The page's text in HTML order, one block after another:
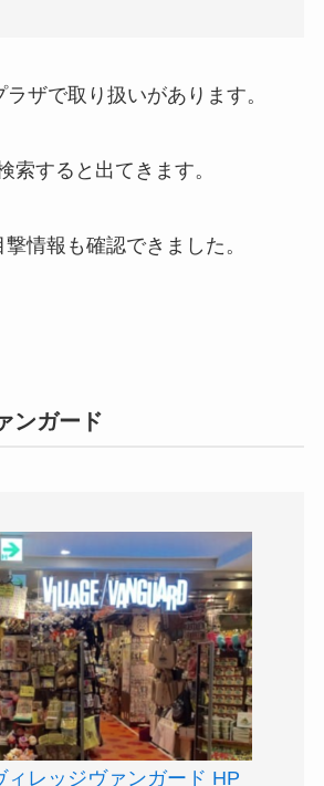
ザで取り扱いがあります。
索すると出てきます。
情報も確認できました。
ンガード
ィレッジヴァンガード HP